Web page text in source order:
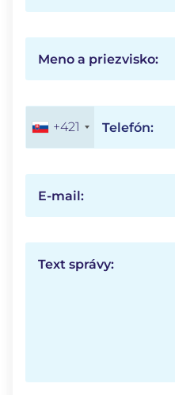
Meno a priezvisko:
Telefón:
+421
E-mail:
Text správy: